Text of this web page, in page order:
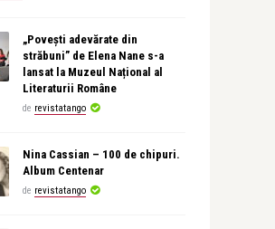
„Povești adevărate din
străbuni” de Elena Nane s-a
lansat la Muzeul Național al
Literaturii Române
de revistatango
Nina Cassian – 100 de chipuri.
Album Centenar
de revistatango